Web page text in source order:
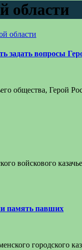
области
области
вопросы
общества, Герой
войскового
память павших
городского